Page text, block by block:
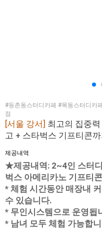
#등촌동스터디카페 #목동스터디카
점
[서울 강서] 최고의 집중
고 + 스타벅스 기프티콘
제공내역
★제공내역: 2~4인 스터
벅스 아메리카노 기프티
* 체험 시간동안 매장내
수 있습니다.
* 무인시스템으로 운영됩
* 남녀 모두 체험 가능합